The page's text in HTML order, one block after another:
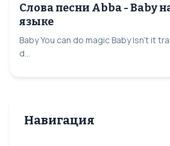
Слова песни Abba - Baby
языке
Baby You can do magic Baby Isn’t it
d...
Навигация